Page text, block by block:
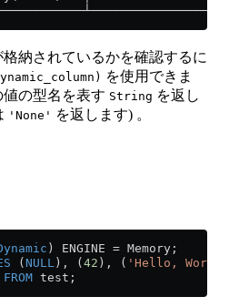
納されているかを確認するに
を使用できま
の型名を表す String を返し
'None' を返します) 。
) ENGINE = Memory;
( NULL ), ( 42 ), ( 'Hello,
FROM test;